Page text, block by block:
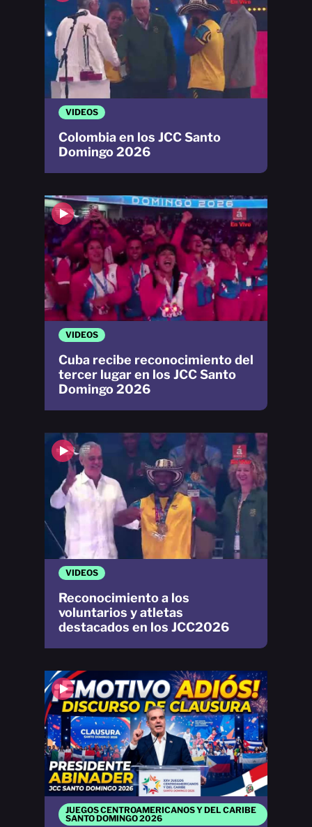
VIDEOS
Reconocimiento a los
voluntarios y atletas
destacados en los JCC2026
VIDEOS
Cuba recibe reconocimiento del
tercer lugar en los JCC Santo
Domingo 2026
VIDEOS
Colombia en los JCC Santo
Domingo 2026
JUEGOS CENTROAMERICANOS Y DEL CARIBE
SANTO DOMINGO 2026